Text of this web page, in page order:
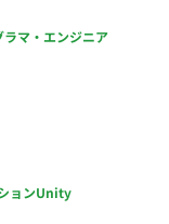
ラマ・エンジニア
ョンUnity